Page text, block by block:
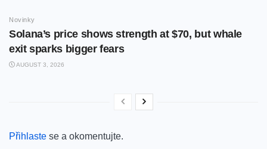
Novinky
Solana’s price shows strength at $70, but whale
exit sparks bigger fears
AUGUST 3, 2026
Přihlaste se a okomentujte.